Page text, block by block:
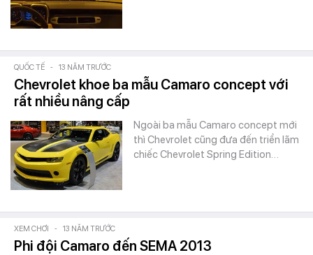
QUỐC TẾ - 13 NĂM TRƯỚC
Chevrolet khoe ba mẫu Camaro concept với
rất nhiều nâng cấp
Ngoài ba mẫu Camaro concept mới
thì Chevrolet cũng đưa đến triển lãm
chiếc Chevrolet Spring Edition…
XEM CHƠI - 13 NĂM TRƯỚC
Phi đội Camaro đến SEMA 2013